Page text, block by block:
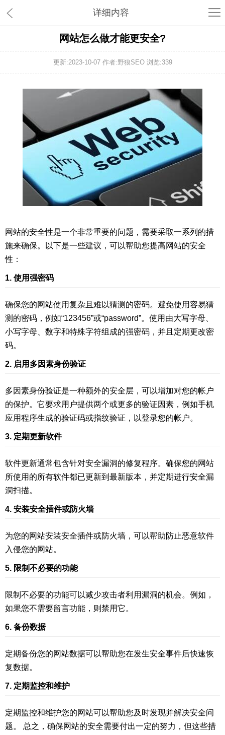
详细内容
网站怎么做才能更安全?
更新:2023-10-07 作者:野狼SEO 浏览:339
网站的安全性是一个非常重要的问题，需要采取一系列的措
施来确保。以下是一些建议，可以帮助您提高网站的安全
性：
1. 使用强密码
确保您的网站使用复杂且难以猜测的密码。避免使用容易猜
测的密码，例如“123456”或“password”。使用由大写字母、
小写字母、数字和特殊字符组成的强密码，并且定期更改密
码。
2. 启用多因素身份验证
多因素身份验证是一种额外的安全层，可以增加对您的帐户
的保护。它要求用户提供两个或更多的验证因素，例如手机
应用程序生成的验证码或指纹验证，以登录您的帐户。
3. 定期更新软件
软件更新通常包含针对安全漏洞的修复程序。确保您的网站
所使用的所有软件都已更新到最新版本，并定期进行安全漏
洞扫描。
4. 安装安全插件或防火墙
为您的网站安装安全插件或防火墙，可以帮助防止恶意软件
入侵您的网站。
5. 限制不必要的功能
限制不必要的功能可以减少攻击者利用漏洞的机会。例如，
如果您不需要留言功能，则禁用它。
6. 备份数据
定期备份您的网站数据可以帮助您在发生安全事件后快速恢
复数据。
7. 定期监控和维护
定期监控和维护您的网站可以帮助您及时发现并解决安全问
题。 总之，确保网站的安全需要付出一定的努力，但这些措